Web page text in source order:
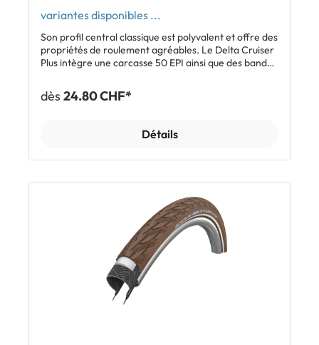
variantes disponibles ...
Son profil central classique est polyvalent et offre des
propriétés de roulement agréables. Le Delta Cruiser
Plus intègre une carcasse 50 EPI ainsi que des bandes
offre une protection anti-crevaison de niveau 5.
Caractéristiques: Protection anti-crevaison
dès 24.80 CHF*
Détails